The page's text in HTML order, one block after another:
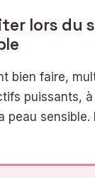
lors du
bien faire,
puissants, à
peau sensible.